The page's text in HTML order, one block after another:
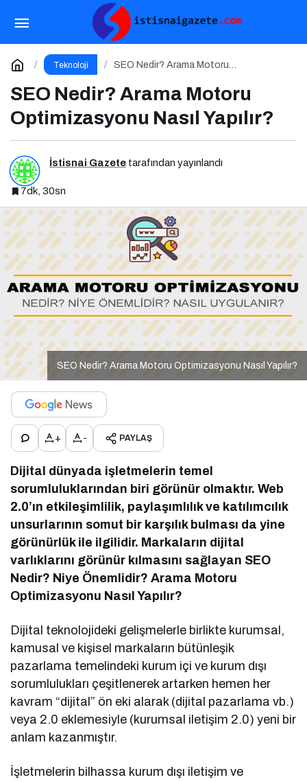
Teknoloji
SEO Nedir? Arama Motoru
SEO Nedir? Arama Motoru
Optimizasyonu Nasıl Yapılır?
İstisnai Gazete tarafından yayınlandı
7dk, 30sn
SEO Nedir? Arama Motoru Optimizasyonu Nasıl Yapılır?
+ - PAYLAŞ
Dijital dünyada işletmelerin temel
sorumluluklarından biri görünür olmaktır. Web
2.0’ın etkileşimlilik, paylaşımlılık ve katılımcılık
unsurlarının somut bir karşılık bulması da yine
görünürlük ile ilgilidir. Markaların dijital
varlıklarını görünür kılmasını sağlayan SEO
Nedir? Niye Önemlidir? Arama Motoru
Optimizasyonu Nasıl Yapılır?
Dijital teknolojideki gelişmelerle birlikte kurumsal,
kamusal ve kişisel markaların bütünleşik
pazarlama temelindeki kurum içi ve kurum dışı
sorumlulukları çeşitlenerek artarken hemen her
kavram “dijital” ön eki alarak (dijital pazarlama vb.)
veya 2.0 eklemesiyle (kurumsal iletişim 2.0) yeni bir
anlam kazanmıştır.
İşletmelerin bilhassa kurum dışı iletişim ve
Yeni Tehdit: Sahte Hata Mesajıyla Başlayan
Siber Saldırılar Yükselişte
Yorum Yap